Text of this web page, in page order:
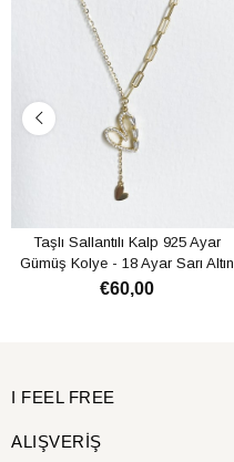
Taşlı Sallantılı Kalp 925 Ayar
Gümüş Kolye - 18 Ayar Sarı Altın
Kaplama
€60,00
I FEEL FREE
ALIŞVERİŞ